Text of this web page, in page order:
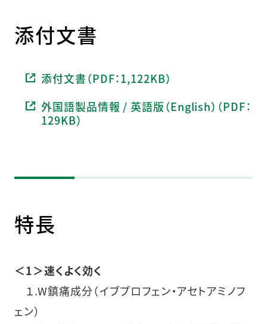
添付文書
添付文書（PDF：1,122KB）
外国語製品情報 / 英語版（English）（PDF：
129KB）
特長
＜1＞速くよく効く
１.W鎮痛成分（イブプロフェン・アセトアミノフ
ェン）